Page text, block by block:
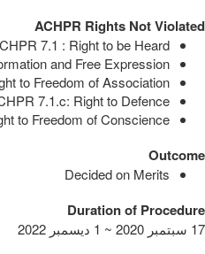
ACHPR Rights Not Violated
7.1 : Right to be Heard
and Free Expression
to Freedom of Association
7.1.c: Right to Defence
to Freedom of Conscience
Outcome
Decided on Merits
Duration of Procedure
17 سبتمبر 2020 ~ 1 ديسمبر 2022